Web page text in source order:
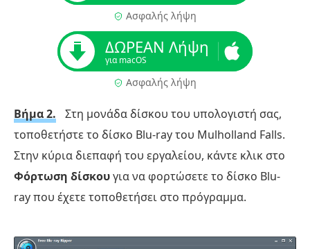
Ασφαλής λήψη
ΔΩΡΕΑΝ Λήψη
για macOS
Ασφαλής λήψη
Βήμα 2.
Στη μονάδα δίσκου του υπολογιστή σας,
τοποθετήστε το δίσκο Blu-ray του Mulholland Falls.
Στην κύρια διεπαφή του εργαλείου, κάντε κλικ στο
Φόρτωση δίσκουγια να φορτώσετε το δίσκο Blu-
ray που έχετε τοποθετήσει στο πρόγραμμα.